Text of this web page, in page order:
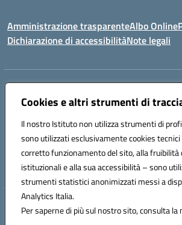
Cookies e altri strumenti di
Il nostro Istituto non utilizza strumenti di
sono utilizzati esclusivamente cookies
corretto funzionamento del sito, alla fruibilità
istituzionali e alla sua accessibilità – sono
strumenti statistici anonimizzati messi a
Analytics Italia.
Per saperne di più sul nostro sito, consulta la
Amministrazione trasparenteAlbo Online
Dichiarazione di accessibilitàNote legali
Indirizzo:
Centralino:0994722507 Email:
Codice fiscale: 90279480736
Codice meccanografico:
TAIC873006
Codice unico di fatturazione (CUF): 488XBQ
Hosting & Powered by 3D
Concept & Design by